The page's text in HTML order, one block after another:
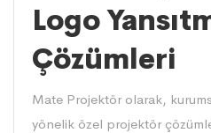
Logo
Çözümleri
Mate Projektör olarak,
yönelik özel projektör